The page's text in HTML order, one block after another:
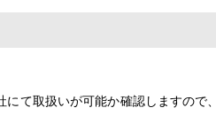
て取扱いが可能か確認しますので、